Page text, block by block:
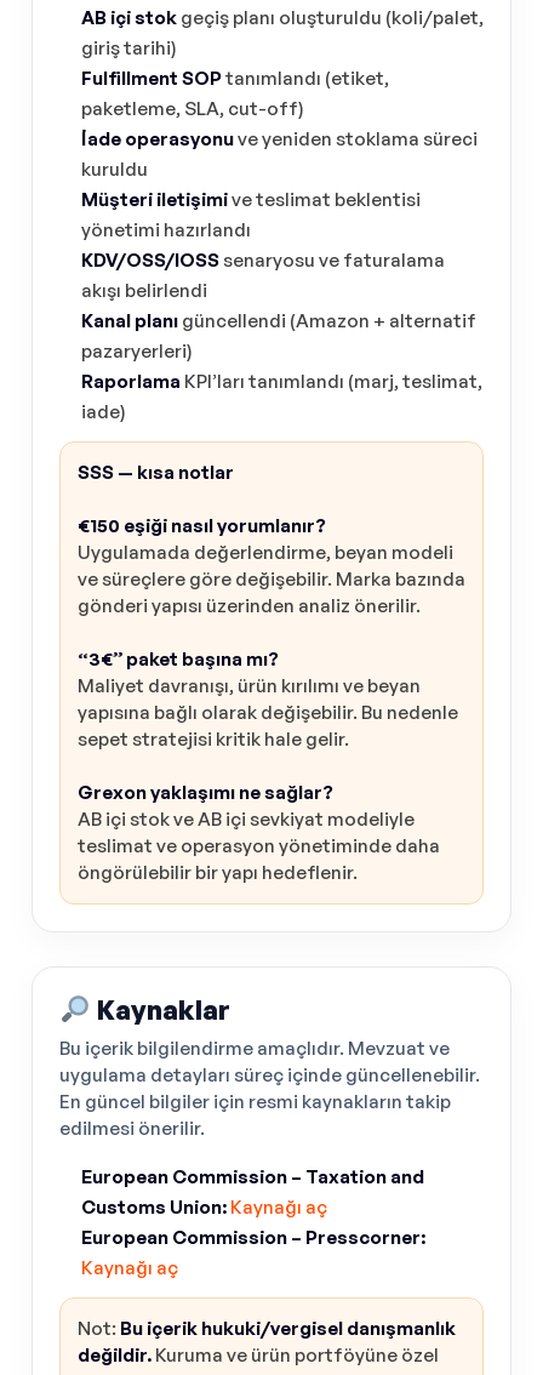
AB içi stok geçiş planı oluşturuldu (koli/palet,
giriş tarihi)
Fulfillment SOPtanımlandı (etiket,
paketleme, SLA, cut-off)
İade operasyonuve yeniden stoklama süreci
kuruldu
Müşteri iletişimive teslimat beklentisi
yönetimi hazırlandı
KDV/OSS/IOSSsenaryosu ve faturalama
akışı belirlendi
Kanal planı güncellendi (Amazon + alternatif
pazaryerleri)
Raporlama KPI’ları tanımlandı (marj, teslimat,
iade)
SSS — kısa notlar
€150 eşiği nasıl yorumlanır?
Uygulamada değerlendirme, beyan modeli
ve süreçlere göre değişebilir. Marka bazında
gönderi yapısı üzerinden analiz önerilir.
“3€” paket başına mı?
Maliyet davranışı, ürün kırılımı ve beyan
yapısına bağlı olarak değişebilir. Bu nedenle
sepet stratejisi kritik hale gelir.
Grexon yaklaşımı ne sağlar?
AB içi stok ve AB içi sevkiyat modeliyle
teslimat ve operasyon yönetiminde daha
öngörülebilir bir yapı hedeflenir.
Kaynaklar
Bu içerik bilgilendirme amaçlıdır. Mevzuat ve
uygulama detayları süreç içinde güncellenebilir.
En güncel bilgiler için resmi kaynakların takip
edilmesi önerilir.
European Commission – Taxation and
Customs Union: Kaynağı aç
European Commission – Presscorner:
Kaynağı aç
Not: Bu içerik hukuki/vergisel danışmanlık
değildir. Kuruma ve ürün portföyüne özel